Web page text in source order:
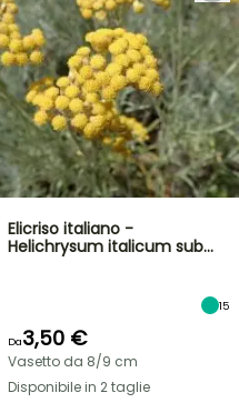
Elicriso italiano -
Helichrysum italicum sub…
15
Da3,50 €
Vasetto da 8/9 cm
Disponibile in 2 taglie